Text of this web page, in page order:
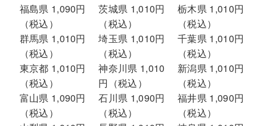
福島県 1,090円
（税込）
茨城県 1,010円
（税込）
栃木県 1,010円
（税込）
群馬県 1,010円
（税込）
埼玉県 1,010円
（税込）
千葉県 1,010円
（税込）
東京都 1,010円
（税込）
神奈川県 1,010
円（税込）
新潟県 1,010円
（税込）
富山県 1,090円
（税込）
石川県 1,090円
（税込）
福井県 1,090円
（税込）